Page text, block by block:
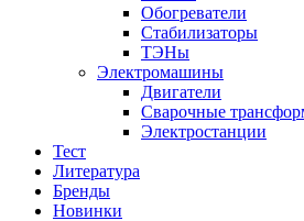
Обогреватели
Стабилизаторы
ТЭНы
Электромашины
Двигатели
Сварочные
Электростанции
Тест
Литература
Бренды
Новинки